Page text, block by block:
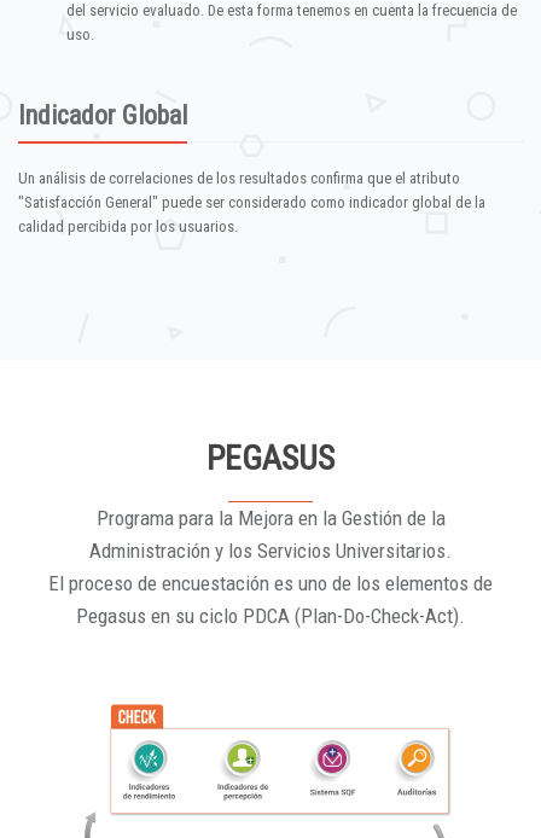
del servicio evaluado. De esta forma tenemos en cuenta la frecuencia de
uso.
Indicador Global
Un análisis de correlaciones de los resultados confirma que el atributo
"Satisfacción General" puede ser considerado como indicador global de la
calidad percibida por los usuarios.
PEGASUS
Programa para la Mejora en la Gestión de la
Administración y los Servicios Universitarios.
El proceso de encuestación es uno de los elementos de
Pegasus en su ciclo PDCA (Plan-Do-Check-Act).